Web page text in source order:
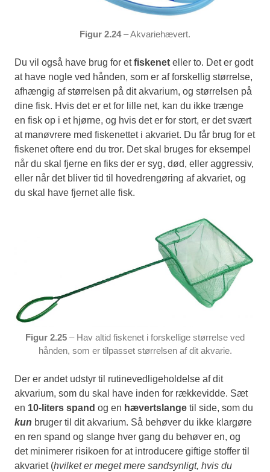
Figur 2.24– Akvariehævert.
Du vil også have brug for etfiskenet eller to. Det er godt
at have nogle ved hånden, som er af forskellig størrelse,
afhængig af størrelsen på dit akvarium, og størrelsen på
dine fisk. Hvis det er et for lille net, kan du ikke trænge
en fisk op i et hjørne, og hvis det er for stort, er det svært
at manøvrere med fiskenettet i akvariet. Du får brug for et
fiskenet oftere end du tror. Det skal bruges for eksempel
når du skal fjerne en fiks der er syg, død, eller aggressiv,
eller når det bliver tid til hovedrengøring af akvariet, og
du skal have fjernet alle fisk.
Figur 2.25 – Hav altid fiskenet i forskellige størrelse ved
hånden, som er tilpasset størrelsen af dit akvarie.
Der er andet udstyr til rutinevedligeholdelse af dit
akvarium, som du skal have inden for rækkevidde. Sæt
en 10-liters spand og en hævertslange til side, som du
kun bruger til dit akvarium. Så behøver du ikke klargøre
en ren spand og slange hver gang du behøver en, og
det minimerer risikoen for at introducere giftige stoffer til
akvariet (hvilket er meget mere sandsynligt, hvis du